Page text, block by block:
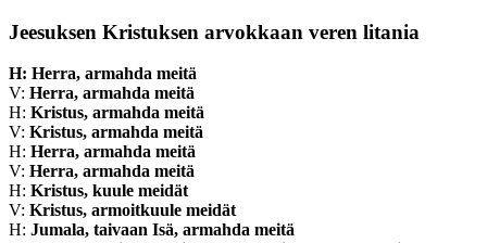
Jeesuksen Kristuksen arvokkaan veren litania
H: Herra, armahda meitä
V: Herra, armahda meitä
H: Kristus, armahda meitä
V: Kristus, armahda meitä
H: Herra, armahda meitä
V: Herra, armahda meitä
H: Kristus, kuule meidät
V: Kristus, armoitkuule meidät
H: Jumala, taivaan Isä, armahda meitä